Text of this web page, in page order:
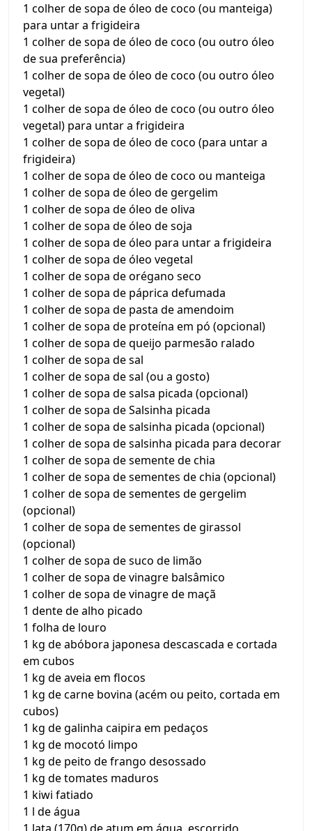
1 colher de sopa de óleo de coco (ou manteiga)
para untar a frigideira
1 colher de sopa de óleo de coco (ou outro óleo
de sua preferência)
1 colher de sopa de óleo de coco (ou outro óleo
vegetal)
1 colher de sopa de óleo de coco (ou outro óleo
vegetal) para untar a frigideira
1 colher de sopa de óleo de coco (para untar a
frigideira)
1 colher de sopa de óleo de coco ou manteiga
1 colher de sopa de óleo de gergelim
1 colher de sopa de óleo de oliva
1 colher de sopa de óleo de soja
1 colher de sopa de óleo para untar a frigideira
1 colher de sopa de óleo vegetal
1 colher de sopa de orégano seco
1 colher de sopa de páprica defumada
1 colher de sopa de pasta de amendoim
1 colher de sopa de proteína em pó (opcional)
1 colher de sopa de queijo parmesão ralado
1 colher de sopa de sal
1 colher de sopa de sal (ou a gosto)
1 colher de sopa de salsa picada (opcional)
1 colher de sopa de Salsinha picada
1 colher de sopa de salsinha picada (opcional)
1 colher de sopa de salsinha picada para decorar
1 colher de sopa de semente de chia
1 colher de sopa de sementes de chia (opcional)
1 colher de sopa de sementes de gergelim
(opcional)
1 colher de sopa de sementes de girassol
(opcional)
1 colher de sopa de suco de limão
1 colher de sopa de vinagre balsâmico
1 colher de sopa de vinagre de maçã
1 dente de alho picado
1 folha de louro
1 kg de abóbora japonesa descascada e cortada
em cubos
1 kg de aveia em flocos
1 kg de carne bovina (acém ou peito, cortada em
cubos)
1 kg de galinha caipira em pedaços
1 kg de mocotó limpo
1 kg de peito de frango desossado
1 kg de tomates maduros
1 kiwi fatiado
1 l de água